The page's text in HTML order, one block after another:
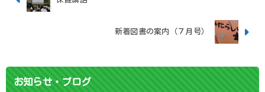
新着図書の案内（７月号）
お知らせ・ブログ